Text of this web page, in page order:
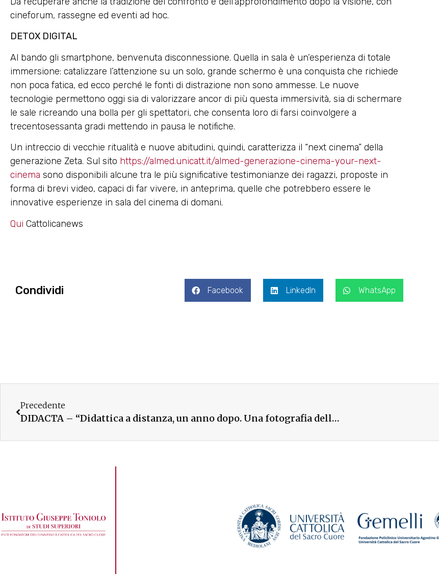
cineforum, rassegne ed eventi ad hoc.
DETOX DIGITAL
Al bando gli smartphone, benvenuta disconnessione. Quella in sala è un’esperienza di totale
immersione: catalizzare l’attenzione su un solo, grande schermo è una conquista che richiede
non poca fatica, ed ecco perché le fonti di distrazione non sono ammesse. Le nuove
tecnologie permettono oggi sia di valorizzare ancor di più questa immersività, sia di schermare
le sale ricreando una bolla per gli spettatori, che consenta loro di farsi coinvolgere a
trecentosessanta gradi mettendo in pausa le notifiche.
Un intreccio di vecchie ritualità e nuove abitudini, quindi, caratterizza il “next cinema” della
generazione Zeta. Sul sito https://almed.unicatt.it/almed-generazione-cinema-your-next-
cinema sono disponibili alcune tra le più significative testimonianze dei ragazzi, proposte in
forma di brevi video, capaci di far vivere, in anteprima, quelle che potrebbero essere le
innovative esperienze in sala del cinema di domani.
Qui Cattolicanews
Condividi Facebook LinkedIn WhatsApp
Precedente
DIDACTA – “Didattica a distanza, un anno dopo. Una fotografia della scuola italiana”